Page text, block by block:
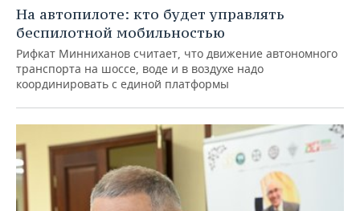
На автопилоте: кто будет управлять
беспилотной мобильностью
Рифкат Минниханов считает, что движение автономного
транспорта на шоссе, воде и в воздухе надо
координировать с единой платформы